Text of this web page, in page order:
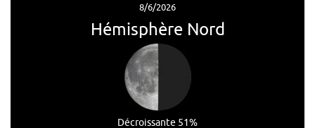
8/6/2026
Hémisphère Nord
Décroissante 51%